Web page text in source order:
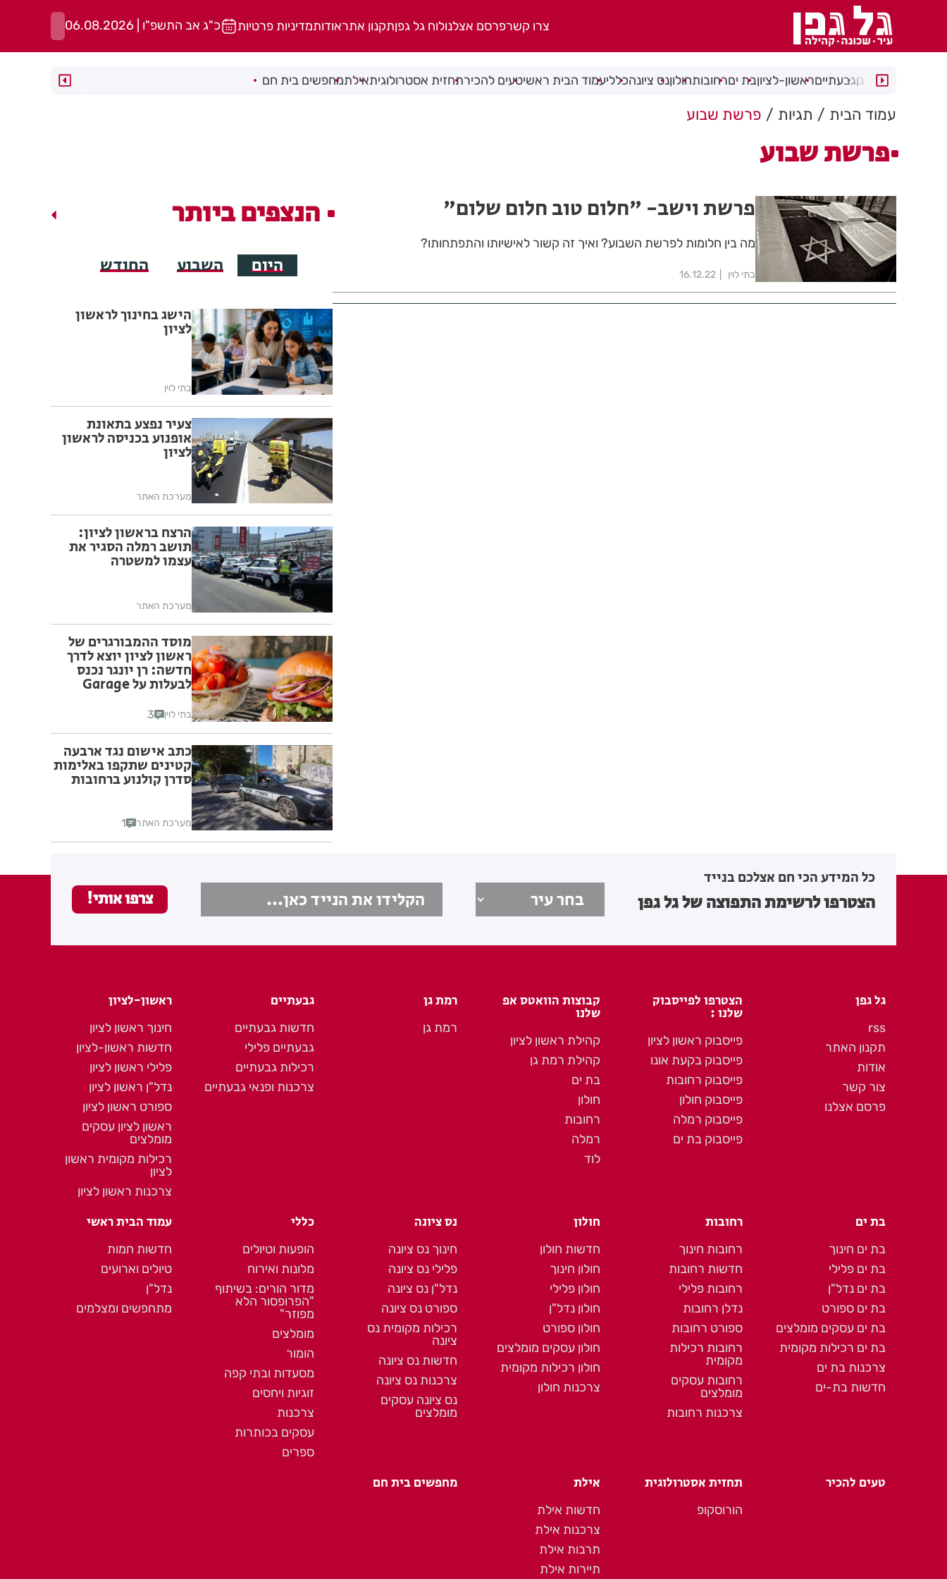
צרו קשרפרסם אצלנולוח גל גפןתקנון אתראודותמדיניות פרטיות כ"ג אב התשפ"ו | 06.08.2026
רמת גןגבעתייםראשון-לציוןבת יםרחובותחולוןנס ציונהכלליעמוד הבית ראשיטעים להכירתחזית אסטרולוגיתאילתמחפשים בית חם
עמוד הבית תגיות פרשת שבוע
פרשת שבוע
פרשת וישב- "חלום טוב חלום שלום"
מה בין חלומות לפרשת השבוע? ואיך זה קשור לאישיותו והתפתחותו?
בתי לוין 16.12.22
הנצפים ביותר
היום השבוע החודש
הישג בחינוך לראשון
לציון
בתי לוין
צעיר נפצע בתאונת
אופנוע בכניסה לראשון
לציון
מערכת האתר
הרצח בראשון לציון:
תושב רמלה הסגיר את
עצמו למשטרה
מערכת האתר
מוסד ההמבורגרים של
ראשון לציון יוצא לדרך
חדשה: רן יונגר נכנס
לבעלות על Garage
בתי לוין 3
כתב אישום נגד ארבעה
קטינים שתקפו באלימות
סדרן קולנוע ברחובות
מערכת האתר 1
כל המידע הכי חם אצלכם בנייד
הצטרפו לרשימת התפוצה של גל גפן
גל גפן
rss
תקנון האתר
אודות
צור קשר
פרסם אצלנו
הצטרפו לפייסבוק
שלנו :
פייסבוק ראשון לציון
פייסבוק בקעת אונו
פייסבוק רחובות
פייסבוק חולון
פייסבוק רמלה
פייסבוק בת ים
קבוצות הוואטס אפ
שלנו
קהילת ראשון לציון
קהילת רמת גן
בת ים
חולון
רחובות
רמלה
לוד
רמת גן
רמת גן
גבעתיים
חדשות גבעתיים
גבעתיים פלילי
רכילות גבעתיים
צרכנות ופנאי גבעתיים
ראשון-לציון
חינוך ראשון לציון
חדשות ראשון-לציון
פלילי ראשון לציון
נדל"ן ראשון לציון
ספורט ראשון לציון
ראשון לציון עסקים
מומלצים
רכילות מקומית ראשון
לציון
צרכנות ראשון לציון
בת ים
בת ים חינוך
בת ים פלילי
בת ים נדל"ן
בת ים ספורט
בת ים עסקים מומלצים
בת ים רכילות מקומית
צרכנות בת ים
חדשות בת-ים
רחובות
רחובות חינוך
חדשות רחובות
רחובות פלילי
נדלן רחובות
ספורט רחובות
רחובות רכילות
מקומית
רחובות עסקים
מומלצים
צרכנות רחובות
חולון
חדשות חולון
חולון חינוך
חולון פלילי
חולון נדל"ן
חולון ספורט
חולון עסקים מומלצים
חולון רכילות מקומית
צרכנות חולון
נס ציונה
חינוך נס ציונה
פלילי נס ציונה
נדל"ן נס ציונה
ספורט נס ציונה
רכילות מקומית נס
ציונה
חדשות נס ציונה
צרכנות נס ציונה
נס ציונה עסקים
מומלצים
כללי
הופעות וטיולים
מלונות ואירוח
מדור הורים: בשיתוף
"הפרופסור הלא
מפוזר"
מומלצים
הומור
מסעדות ובתי קפה
זוגיות ויחסים
צרכנות
עסקים בכותרות
ספרים
עמוד הבית ראשי
חדשות חמות
טיולים וארועים
נדל"ן
מתחפשים ומצלמים
טעים להכיר תחזית אסטרולוגית
הורוסקופ
אילת
חדשות אילת
צרכנות אילת
תרבות אילת
תיירות אילת
מחפשים בית חם